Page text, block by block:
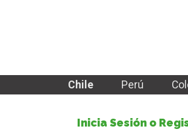
Chile Perú
Inicia Sesión o